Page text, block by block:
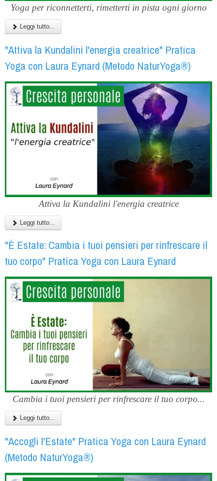
Yoga per riconnetterti, rimetterti in pista ogni giorno
Leggi tutto...
"Attiva la Kundalini l'energia creatrice" Pratica
Yoga con Laura Eynard (Metodo NaturYoga®)
Attiva la Kundalini l'energia creatrice
Leggi tutto...
"È Estate: Cambia i tuoi pensieri per rinfrescare il
tuo corpo" Pratica Yoga con Laura Eynard
Cambia i tuoi pensieri per rinfrescare il tuo corpo...
Leggi tutto...
"Accogli l'Estate" Pratica Yoga con Laura Eynard
(Metodo NaturYoga®)